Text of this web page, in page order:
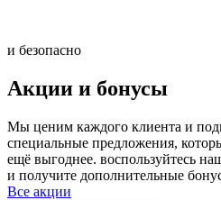
и безопасно
Акции и бонусы
Мы ценим каждого клиента и
специальные предложения,
ещё выгоднее. воспользуйтесь
и получите дополнительные
Все акции